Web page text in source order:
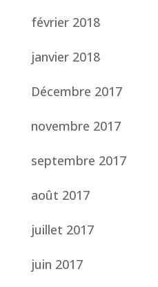
février 2018
janvier 2018
Décembre 2017
novembre 2017
septembre 2017
août 2017
juillet 2017
juin 2017